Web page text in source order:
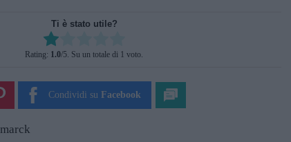
Ti è stato utile?
Rate this item:
SUBMIT RATING
Rating: 1.0/5. Su un totale di 1 voto.
Condividi su Facebook